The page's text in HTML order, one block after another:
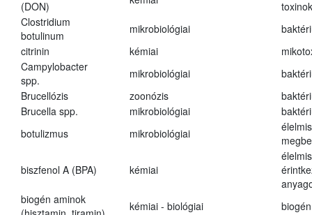
(DON)
toxinok
Clostridium
botulinum
mikrobiológiai
citrinin
kémiai
Campylobacter
spp.
mikrobiológiai
Brucellózis
zoonózis
Brucella spp.
mikrobiológiai
botulizmus
mikrobiológiai
biszfenol A (BPA) kémiai
biogén aminok
kémiai - biológiai